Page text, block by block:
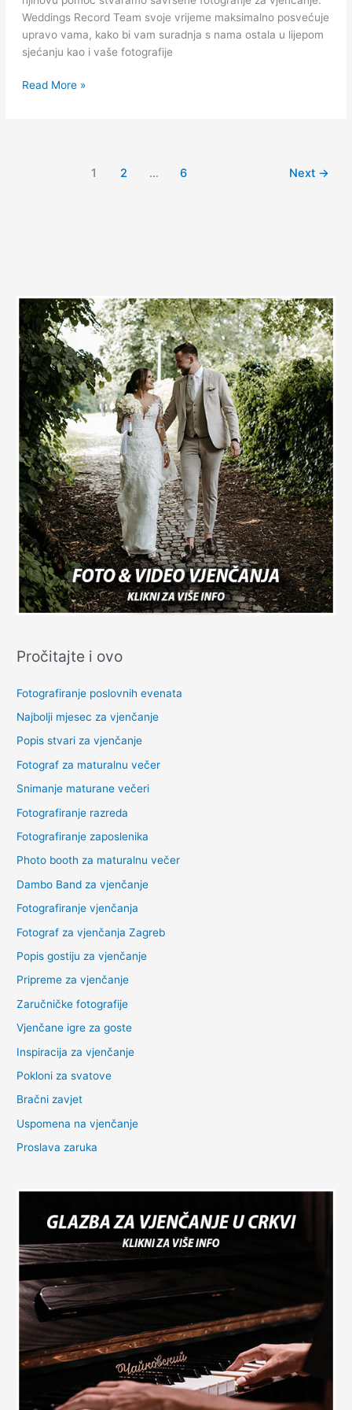
Weddings Record Team svoje vrijeme maksimalno posvećuje
upravo vama, kako bi vam suradnja s nama ostala u lijepom
sjećanju kao i vaše fotografije
Read More »
1 2 … 6 Next →
Pročitajte i ovo
Fotografiranje poslovnih evenata
Najbolji mjesec za vjenčanje
Popis stvari za vjenčanje
Fotograf za maturalnu večer
Snimanje maturane večeri
Fotografiranje razreda
Fotografiranje zaposlenika
Photo booth za maturalnu večer
Dambo Band za vjenčanje
Fotografiranje vjenčanja
Fotograf za vjenčanja Zagreb
Popis gostiju za vjenčanje
Pripreme za vjenčanje
Zaručničke fotografije
Vjenčane igre za goste
Inspiracija za vjenčanje
Pokloni za svatove
Bračni zavjet
Uspomena na vjenčanje
Proslava zaruka